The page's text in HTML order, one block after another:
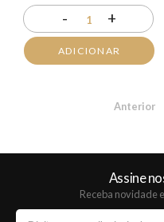
- 1 +
ADICIONAR
Anterior
Assine
Receba novidade